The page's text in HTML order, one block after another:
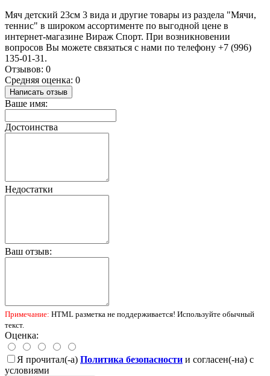
Мяч детский 23см 3 вида и другие товары из раздела "Мячи,
теннис" в широком ассортименте по выгодной цене в
интернет-магазине Вираж Спорт. При возникновении
вопросов Вы можете связаться с нами по телефону +7 (996)
135-01-31.
Отзывов: 0
Средняя оценка: 0
Написать отзыв
Ваше имя:
Достоинства
Недостатки
Ваш отзыв:
Примечание: HTML разметка не поддерживается! Используйте обычный
текст.
Оценка:
Я прочитал(-а) Политика безопасности и согласен(-на) с
условиями